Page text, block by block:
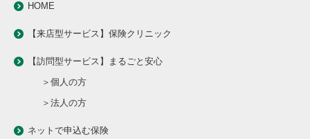
HOME
【来店型サービス】保険クリニック
【訪問型サービス】まるごと安心
＞個人の方
＞法人の方
ネットで申込む保険